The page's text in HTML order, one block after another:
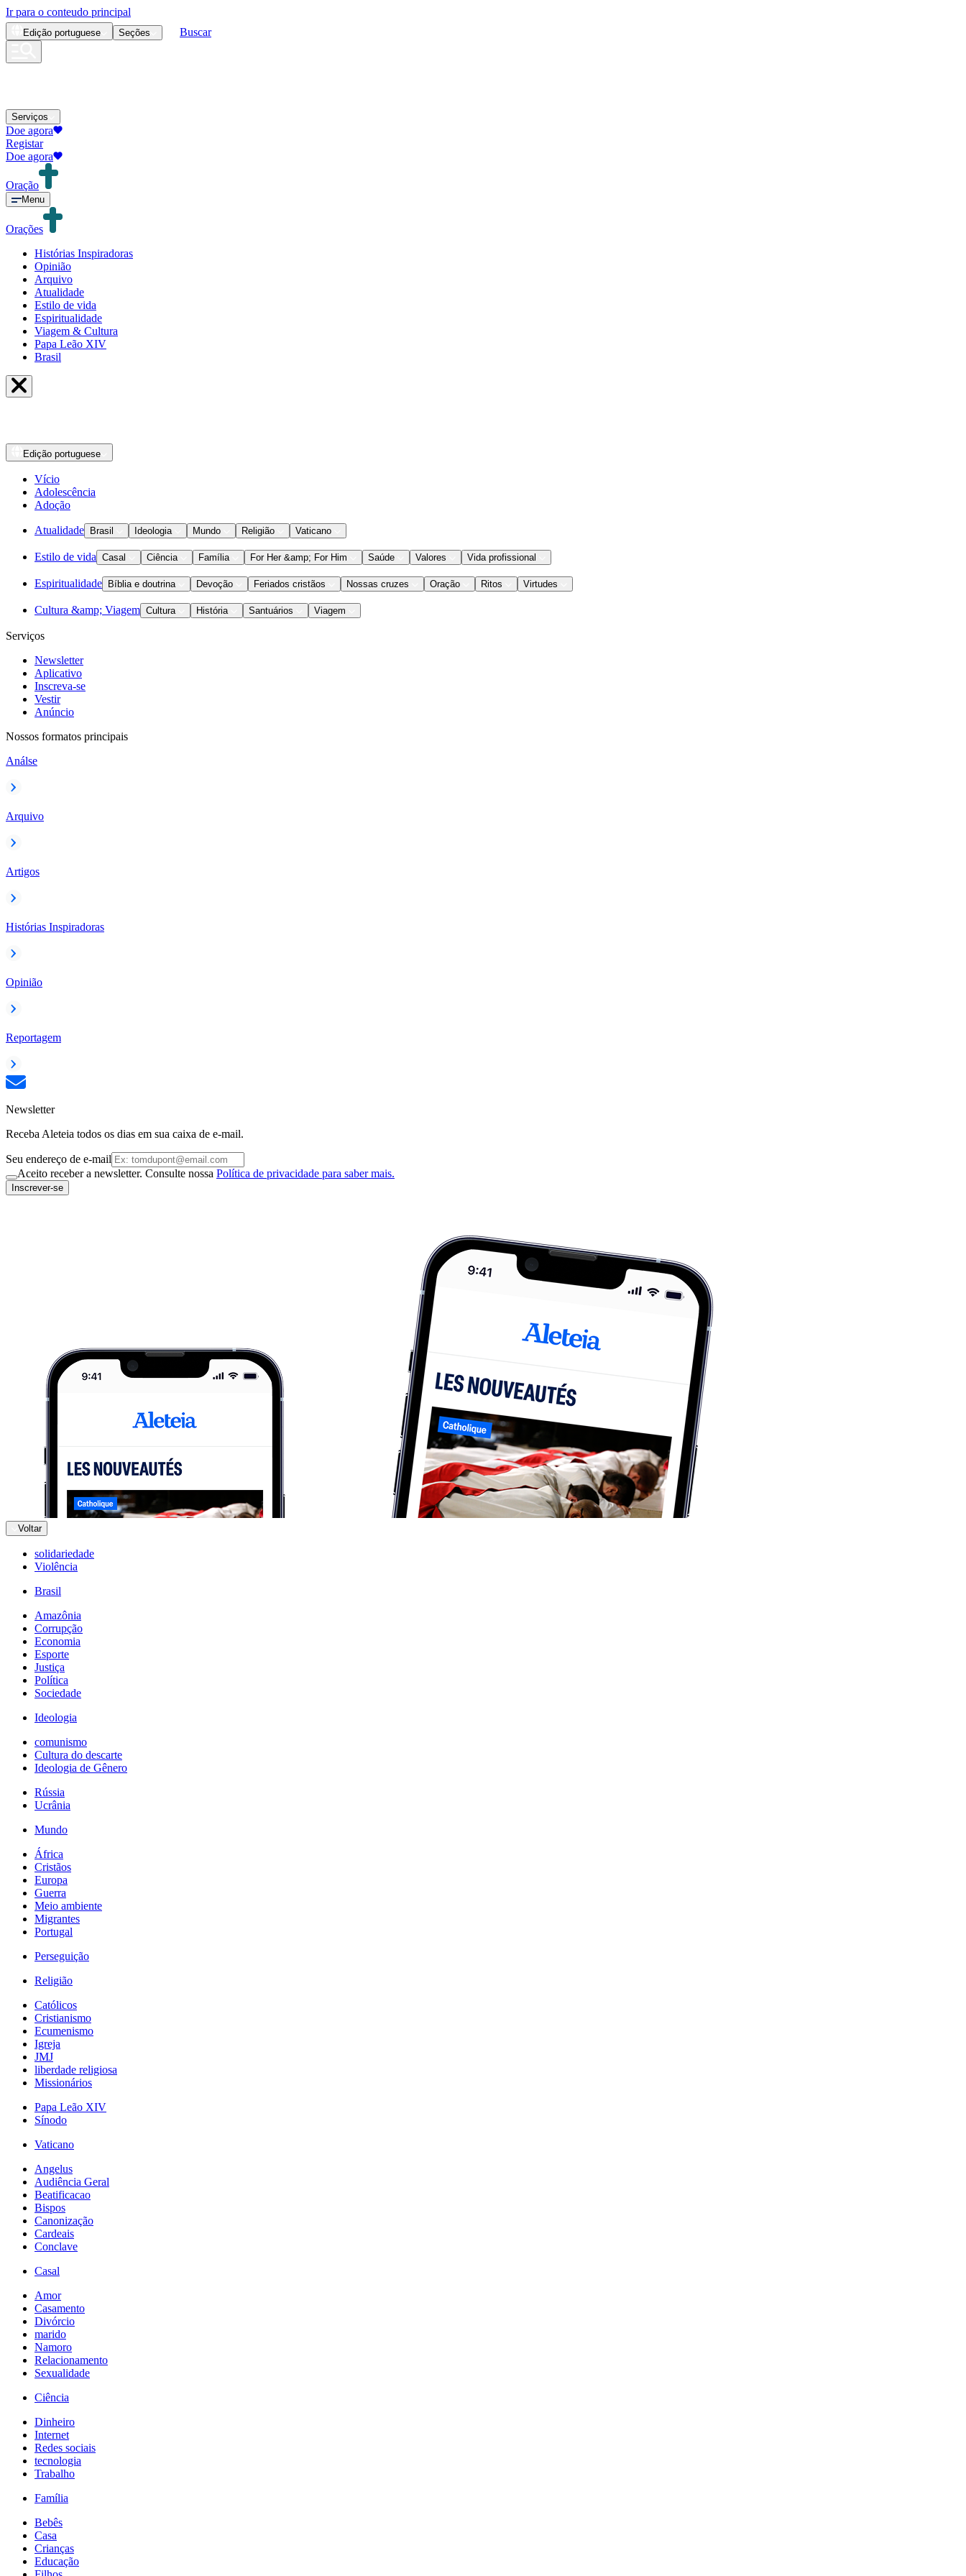
Ir para o conteudo principal
Edição portuguese Seções Buscar
Serviços
Doe agora
Registar
Doe agora
Oração
Menu
Orações
Histórias Inspiradoras
Opinião
Arquivo
Atualidade
Estilo de vida
Espiritualidade
Viagem & Cultura
Papa Leão XIV
Brasil
Edição portuguese
Vício
Adolescência
Adoção
Atualidade Brasil Ideologia Mundo Religião Vaticano
Estilo de vida Casal Ciência Família For Her &amp; For Him Saúde Valores Vida profissional
Espiritualidade Bíblia e doutrina Devoção Feriados cristãos Nossas cruzes Oração Ritos Virtudes
Cultura &amp; Viagem Cultura História Santuários Viagem
Serviços
Newsletter
Aplicativo
Inscreva-se
Vestir
Anúncio
Nossos formatos principais
Análse
Arquivo
Artigos
Histórias Inspiradoras
Opinião
Reportagem
Newsletter
Receba Aleteia todos os dias em sua caixa de e-mail.
Seu endereço de e-mail
Aceito receber a newsletter. Consulte nossa Política de privacidade para saber mais.
Inscrever-se
Voltar
solidariedade
Violência
Brasil
Amazônia
Corrupção
Economia
Esporte
Justiça
Política
Sociedade
Ideologia
comunismo
Cultura do descarte
Ideologia de Gênero
Rússia
Ucrânia
Mundo
África
Cristãos
Europa
Guerra
Meio ambiente
Migrantes
Portugal
Perseguição
Religião
Católicos
Cristianismo
Ecumenismo
Igreja
JMJ
liberdade religiosa
Missionários
Papa Leão XIV
Sínodo
Vaticano
Angelus
Audiência Geral
Beatificacao
Bispos
Canonização
Cardeais
Conclave
Casal
Amor
Casamento
Divórcio
marido
Namoro
Relacionamento
Sexualidade
Ciência
Dinheiro
Internet
Redes sociais
tecnologia
Trabalho
Família
Bebês
Casa
Crianças
Educação